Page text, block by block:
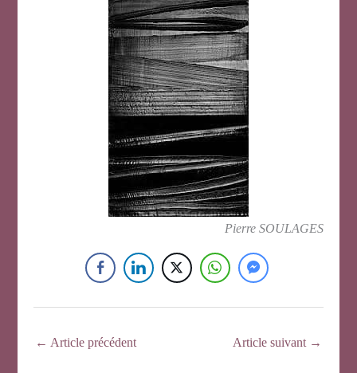
Pierre SOULAGES
← Article précédent Article suivant →